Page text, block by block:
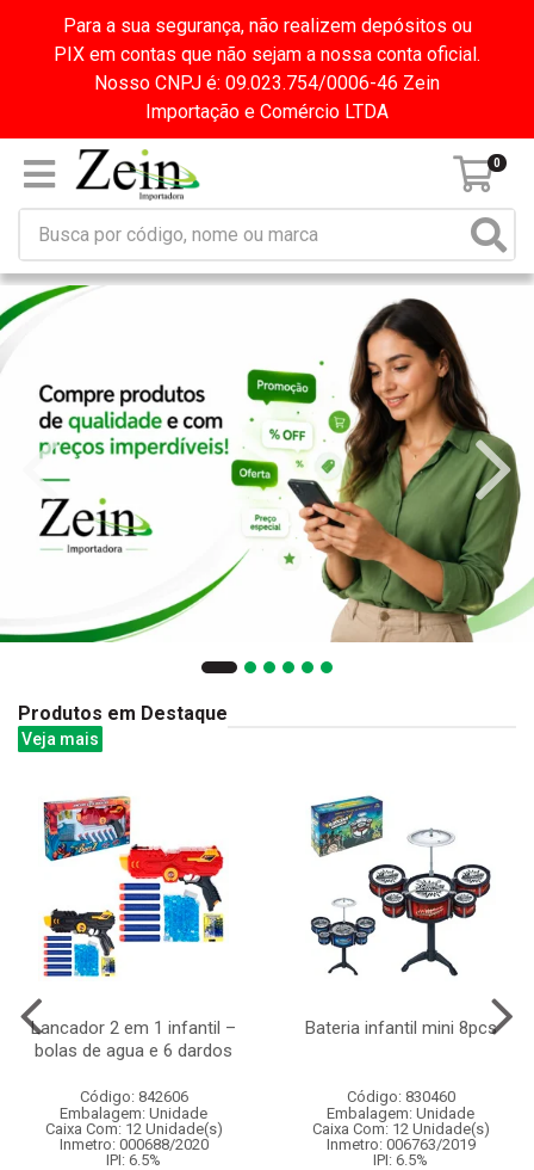
Para a sua segurança, não realizem depósitos ou
PIX em contas que não sejam a nossa conta oficial.
Nosso CNPJ é: 09.023.754/0006-46 Zein
Importação e Comércio LTDA
0
Produtos em Destaque
Veja mais
Lancador 2 em 1 infantil –
bolas de agua e 6 dardos
Código: 842606
Embalagem: Unidade
Caixa Com: 12 Unidade(s)
Inmetro: 000688/2020
IPI: 6.5%
Bateria infantil mini 8pcs
Código: 830460
Embalagem: Unidade
Caixa Com: 12 Unidade(s)
Inmetro: 006763/2019
IPI: 6.5%